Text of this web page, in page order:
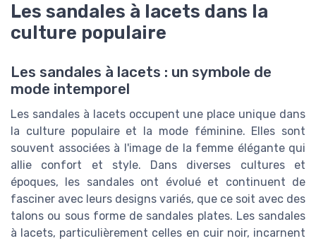
Les sandales à lacets dans la
culture populaire
Les sandales à lacets : un symbole de
mode intemporel
Les sandales à lacets occupent une place unique dans
la culture populaire et la mode féminine. Elles sont
souvent associées à l'image de la femme élégante qui
allie confort et style. Dans diverses cultures et
époques, les sandales ont évolué et continuent de
fasciner avec leurs designs variés, que ce soit avec des
talons ou sous forme de sandales plates. Les sandales
à lacets, particulièrement celles en cuir noir, incarnent